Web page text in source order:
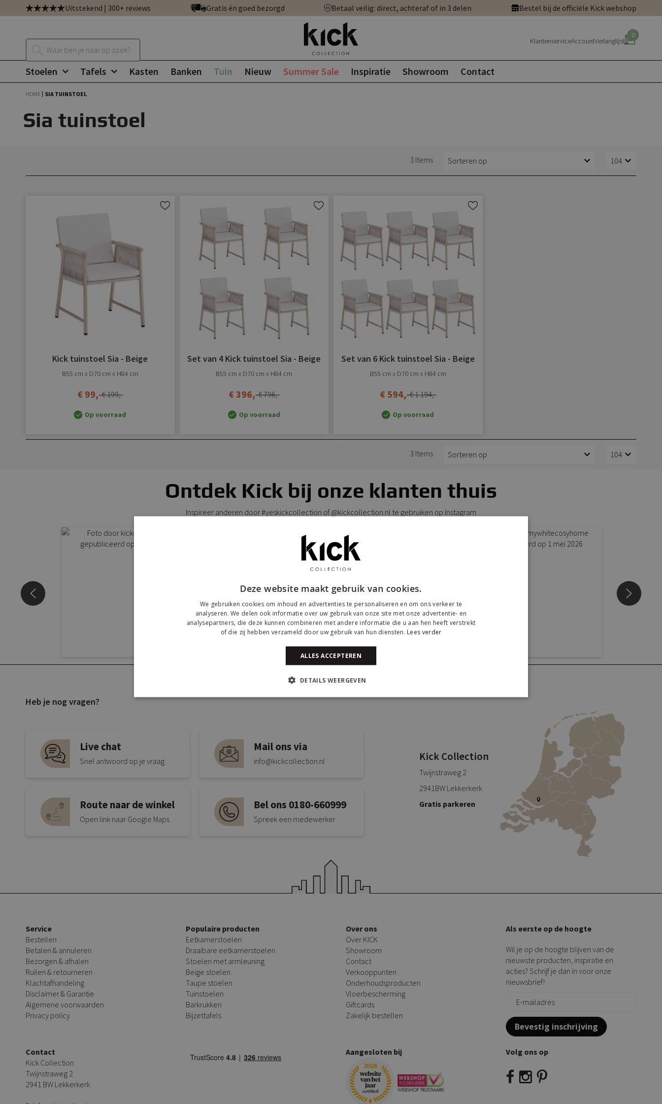
Ga
direct
naar
inhoud
Uitstekend | 300+ reviews Gratis én goed bezorgd Betaal veilig: direct, achteraf of in 3 delen Bestel bij de officiële Kick webshop
Zoeken
KlantenserviceAccountVerlanglijst
0
Stoelen Tafels Kasten Banken Tuin Nieuw Summer Sale Inspiratie Showroom Contact
HOME SIA TUINSTOEL
Sia tuinstoel
3 Items
Kick tuinstoel Sia - Beige
B55 cm x D70 cm x H84 cm
€ 99,-€ 199,-
Op voorraad
verlanglijst
Set van 4 Kick tuinstoel Sia - Beige
B55 cm x D70 cm x H84 cm
€ 396,-€ 796,-
Op voorraad
Set van 6 Kick tuinstoel Sia - Beige
B55 cm x D70 cm x H84 cm
€ 594,-€ 1.194,-
Op voorraad
3 Items
Ontdek Kick bij onze klanten thuis
Inspireer anderen door #yeskickcollection of @kickcollection.nl te gebruiken op Instagram
Heb je nog vragen?
Live chat
Snel antwoord op je vraag
Mail ons via
info@kickcollection.nl
Route naar de winkel
Open link naar Google Maps
Bel ons 0180-660999
Spreek een medewerker
Kick Collection
Twijnstraweg 2
2941BW Lekkerkerk
Gratis parkeren
Service
Bestellen
Betalen & annuleren
Bezorgen & afhalen
Ruilen & retourneren
Klachtafhandeling
Disclaimer & Garantie
Algemene voorwaarden
Privacy policy
Populaire producten
Eetkamerstoelen
Draaibare eetkamerstoelen
Stoelen met armleuning
Beige stoelen
Taupe stoelen
Tuinstoelen
Barkrukken
Bijzettafels
Over ons
Over KICK
Showroom
Contact
Verkooppunten
Onderhoudsproducten
Vloerbescherming
Giftcards
Zakelijk bestellen
Als eerste op de hoogte
Wil je op de hoogte blijven van de
nieuwste producten, inspiratie en
acties? Schrijf je dan in voor onze
nieuwsbrief!
Bevestig inschrijving
Contact
Kick Collection
Twijnstraweg 2
2941 BW Lekkerkerk
Aangesloten bij Volg ons op
Deze website maakt gebruik van cookies.
We gebruiken cookies om inhoud en advertenties te personaliseren en om ons verkeer te
analyseren. We delen ook informatie over uw gebruik van onze site met onze advertentie- en
analysepartners, die deze kunnen combineren met andere informatie die u aan hen heeft verstrekt
of die zij hebben verzameld door uw gebruik van hun diensten. Lees verder
ALLES ACCEPTEREN
DETAILS WEERGEVEN